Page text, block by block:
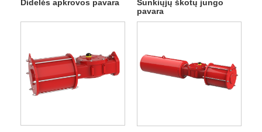
Didelės apkrovos pavara
Sunkiųjų škotų jungo
pavara